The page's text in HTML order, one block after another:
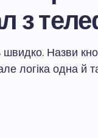
з
Назви
логіка одна й